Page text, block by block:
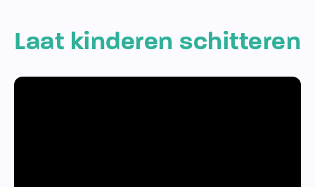
Laat kinderen schitteren